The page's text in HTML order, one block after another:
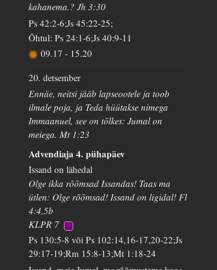
kahanema.? Jh 3:30
Ps 42:2-6;Js 45:22-25;
Õhtul: Ps 24:1-6;Js 40:9-11
09.17- 15.20
20. detsember
Ennäe, neitsi jääb lapseootele ja toob
ilmale poja, ja Teda hüütakse nimega
Immaanuel, see on tõlkes: Jumal on
meiega. Mt 1:23
Advendiaja 4. pühapäev
Issand on lähedal
Olge ikka rõõmsad Issandas! Taas ma
ütlen: Olge rõõmsad! Issand on ligidal! Fl
4:4,5b
KLPR 7
Ps 130:5-8 või Ps 102:14,16-17,20-22;Js
29:17-19;Rm 15:8-13;Mt 1:18-24